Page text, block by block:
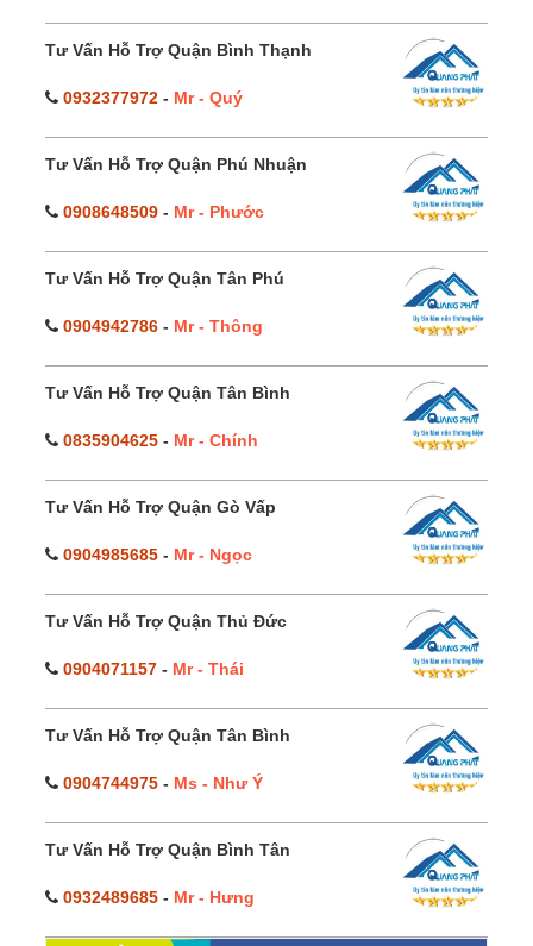
Tư Vấn Hỗ Trợ Quận Bình Thạnh
0932377972 - Mr - Quý
Tư Vấn Hỗ Trợ Quận Phú Nhuận
0908648509 - Mr - Phước
Tư Vấn Hỗ Trợ Quận Tân Phú
0904942786 - Mr - Thông
Tư Vấn Hỗ Trợ Quận Tân Bình
0835904625 - Mr - Chính
Tư Vấn Hỗ Trợ Quận Gò Vấp
0904985685 - Mr - Ngọc
Tư Vấn Hỗ Trợ Quận Thủ Đức
0904071157 - Mr - Thái
Tư Vấn Hỗ Trợ Quận Tân Bình
0904744975 - Ms - Như Ý
Tư Vấn Hỗ Trợ Quận Bình Tân
0932489685 - Mr - Hưng